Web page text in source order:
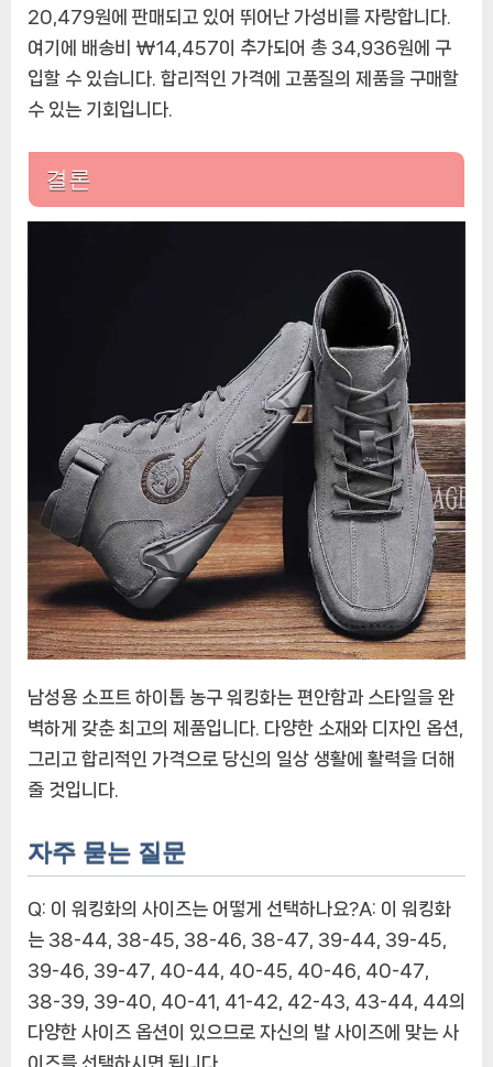
20,479원에 판매되고 있어 뛰어난 가성비를 자랑합니다.
여기에 배송비 ₩14,457이 추가되어 총 34,936원에 구
입할 수 있습니다. 합리적인 가격에 고품질의 제품을 구매할
수 있는 기회입니다.
결론
남성용 소프트 하이톱 농구 워킹화는 편안함과 스타일을 완
벽하게 갖춘 최고의 제품입니다. 다양한 소재와 디자인 옵션,
그리고 합리적인 가격으로 당신의 일상 생활에 활력을 더해
줄 것입니다.
자주 묻는 질문
Q: 이 워킹화의 사이즈는 어떻게 선택하나요?A: 이 워킹화
는 38-44, 38-45, 38-46, 38-47, 39-44, 39-45,
39-46, 39-47, 40-44, 40-45, 40-46, 40-47,
38-39, 39-40, 40-41, 41-42, 42-43, 43-44, 44의
다양한 사이즈 옵션이 있으므로 자신의 발 사이즈에 맞는 사
이즈를 선택하시면 됩니다.